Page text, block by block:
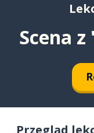
Scena
Przegląd